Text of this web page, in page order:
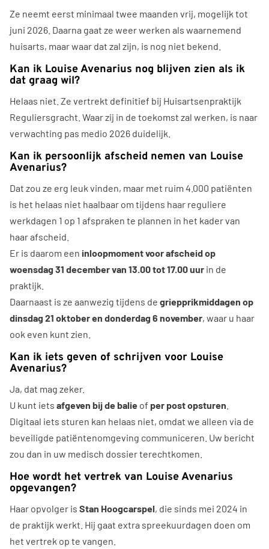
Ze neemt eerst minimaal twee maanden vrij, mogelijk tot
juni 2026. Daarna gaat ze weer werken als waarnemend
huisarts, maar waar dat zal zijn, is nog niet bekend.
Kan ik Louise Avenarius nog blijven zien als ik
dat graag wil?
Helaas niet. Ze vertrekt definitief bij Huisartsenpraktijk
Reguliersgracht. Waar zij in de toekomst zal werken, is naar
verwachting pas medio 2026 duidelijk.
Kan ik persoonlijk afscheid nemen van Louise
Avenarius?
Dat zou ze erg leuk vinden, maar met ruim 4.000 patiënten
is het helaas niet haalbaar om tijdens haar reguliere
werkdagen 1 op 1 afspraken te plannen in het kader van
haar afscheid.
Er is daarom een inloopmoment voor afscheid op
woensdag 31 december van 13.00 tot 17.00 uur in de
praktijk.
Daarnaast is ze aanwezig tijdens de griepprikmiddagen op
dinsdag 21 oktober en donderdag 6 november, waar u haar
ook even kunt zien.
Kan ik iets geven of schrijven voor Louise
Avenarius?
Ja, dat mag zeker.
U kunt iets afgeven bij de balie of per post opsturen
Digitaal iets sturen kan helaas niet, omdat we alleen via de
beveiligde patiëntenomgeving communiceren. Uw bericht
zou dan in uw medisch dossier terechtkomen.
Hoe wordt het vertrek van Louise Avenarius
opgevangen?
Haar opvolger is Stan Hoogcarspel, die sinds mei 2024 in
de praktijk werkt. Hij gaat extra spreekuurdagen doen om
het vertrek op te vangen.